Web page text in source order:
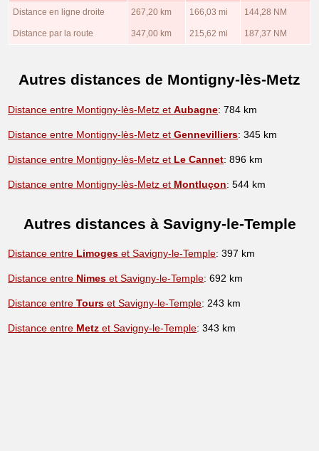
Distance en ligne droite 267,20 km 166,03 mi 144,28 NM
Distance par la route 347,00 km 215,62 mi 187,37 NM
Autres distances de Montigny-lès-Metz
Distance entre Montigny-lès-Metz etAubagne: 784 km
Distance entre Montigny-lès-Metz etGennevilliers: 345 km
Distance entre Montigny-lès-Metz et Le Cannet: 896 km
Distance entre Montigny-lès-Metz et Montluçon: 544 km
Autres distances à Savigny-le-Temple
Distance entre Limoges et Savigny-le-Temple: 397 km
Distance entre Nimes et Savigny-le-Temple: 692 km
Distance entreTours et Savigny-le-Temple: 243 km
Distance entre Metz et Savigny-le-Temple: 343 km